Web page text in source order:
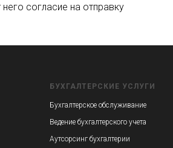
согласие на отправку
БУХГАЛТЕРСКИЕ УСЛУГИ
Бухгалтерское обслуживание
Ведение бухгалтерского учета
Аутсорсинг бухгалтерии